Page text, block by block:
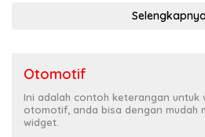
Otomotif
Ini adalah contoh keterangan
otomotif, anda bisa dengan mudah
widget.